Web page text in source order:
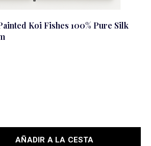
Koi Fishes 100% Pure Silk
AÑADIR A LA CESTA